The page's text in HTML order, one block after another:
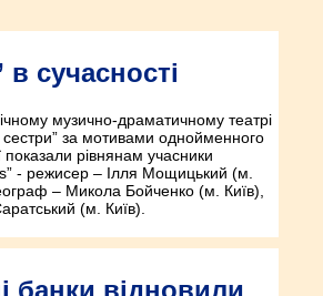
сучасності
музично-драматичному театрі
сестри” за мотивами однойменного
рівнянам учасники
- режисер – Ілля Мощицький (м.
– Микола Бойченко (м. Київ),
(м. Київ).
банки відновили